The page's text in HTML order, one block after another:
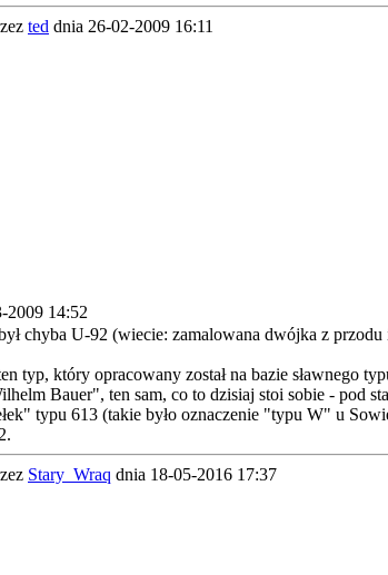
ted dnia 26-02-2009 16:11
2009 14:52
chyba U-92 (wiecie: zamalowana dwójka z przodu
typ, który opracowany został na bazie sławnego
Bauer", ten sam, co to dzisiaj stoi sobie - pod
typu 613 (takie było oznaczenie "typu W" u
Stary_Wraq dnia 18-05-2016 17:37